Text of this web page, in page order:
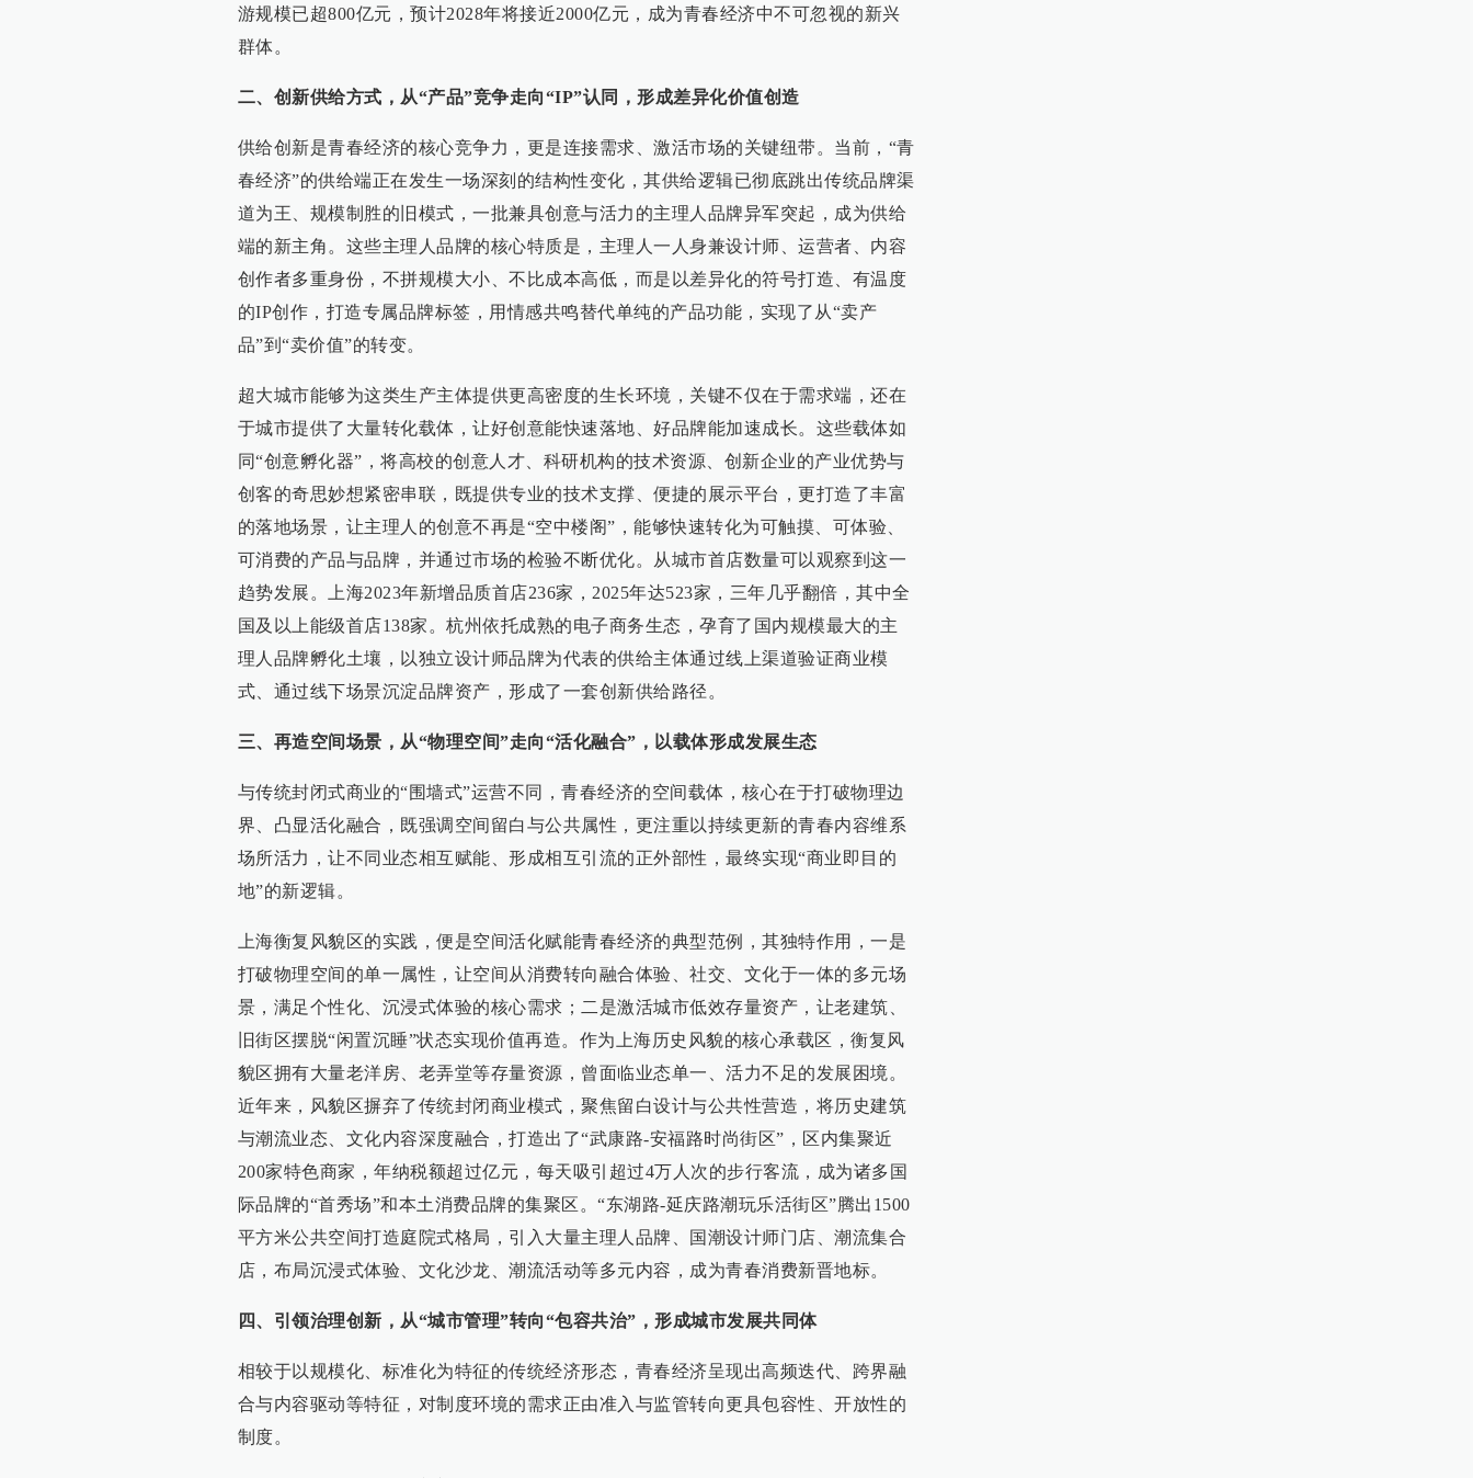
游规模已超800亿元，预计2028年将接近2000亿元，成为青春经济中不可忽视的新兴
群体。
二、创新供给方式，从“产品”竞争走向“IP”认同，形成差异化价值创造
供给创新是青春经济的核心竞争力，更是连接需求、激活市场的关键纽带。当前，“青
春经济”的供给端正在发生一场深刻的结构性变化，其供给逻辑已彻底跳出传统品牌渠
道为王、规模制胜的旧模式，一批兼具创意与活力的主理人品牌异军突起，成为供给
端的新主角。这些主理人品牌的核心特质是，主理人一人身兼设计师、运营者、内容
创作者多重身份，不拼规模大小、不比成本高低，而是以差异化的符号打造、有温度
的IP创作，打造专属品牌标签，用情感共鸣替代单纯的产品功能，实现了从“卖产
品”到“卖价值”的转变。
超大城市能够为这类生产主体提供更高密度的生长环境，关键不仅在于需求端，还在
于城市提供了大量转化载体，让好创意能快速落地、好品牌能加速成长。这些载体如
同“创意孵化器”，将高校的创意人才、科研机构的技术资源、创新企业的产业优势与
创客的奇思妙想紧密串联，既提供专业的技术支撑、便捷的展示平台，更打造了丰富
的落地场景，让主理人的创意不再是“空中楼阁”，能够快速转化为可触摸、可体验、
可消费的产品与品牌，并通过市场的检验不断优化。从城市首店数量可以观察到这一
趋势发展。上海2023年新增品质首店236家，2025年达523家，三年几乎翻倍，其中全
国及以上能级首店138家。杭州依托成熟的电子商务生态，孕育了国内规模最大的主
理人品牌孵化土壤，以独立设计师品牌为代表的供给主体通过线上渠道验证商业模
式、通过线下场景沉淀品牌资产，形成了一套创新供给路径。
三、再造空间场景，从“物理空间”走向“活化融合”，以载体形成发展生态
与传统封闭式商业的“围墙式”运营不同，青春经济的空间载体，核心在于打破物理边
界、凸显活化融合，既强调空间留白与公共属性，更注重以持续更新的青春内容维系
场所活力，让不同业态相互赋能、形成相互引流的正外部性，最终实现“商业即目的
地”的新逻辑。
上海衡复风貌区的实践，便是空间活化赋能青春经济的典型范例，其独特作用，一是
打破物理空间的单一属性，让空间从消费转向融合体验、社交、文化于一体的多元场
景，满足个性化、沉浸式体验的核心需求；二是激活城市低效存量资产，让老建筑、
旧街区摆脱“闲置沉睡”状态实现价值再造。作为上海历史风貌的核心承载区，衡复风
貌区拥有大量老洋房、老弄堂等存量资源，曾面临业态单一、活力不足的发展困境。
近年来，风貌区摒弃了传统封闭商业模式，聚焦留白设计与公共性营造，将历史建筑
与潮流业态、文化内容深度融合，打造出了“武康路-安福路时尚街区”，区内集聚近
200家特色商家，年纳税额超过亿元，每天吸引超过4万人次的步行客流，成为诸多国
际品牌的“首秀场”和本土消费品牌的集聚区。“东湖路-延庆路潮玩乐活街区”腾出1500
平方米公共空间打造庭院式格局，引入大量主理人品牌、国潮设计师门店、潮流集合
店，布局沉浸式体验、文化沙龙、潮流活动等多元内容，成为青春消费新晋地标。
四、引领治理创新，从“城市管理”转向“包容共治”，形成城市发展共同体
相较于以规模化、标准化为特征的传统经济形态，青春经济呈现出高频迭代、跨界融
合与内容驱动等特征，对制度环境的需求正由准入与监管转向更具包容性、开放性的
制度。